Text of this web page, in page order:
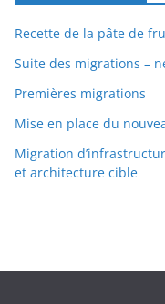
Recette de la pâte de
Suite des migrations –
Premières migrations
Mise en place du
Migration
et architecture cible